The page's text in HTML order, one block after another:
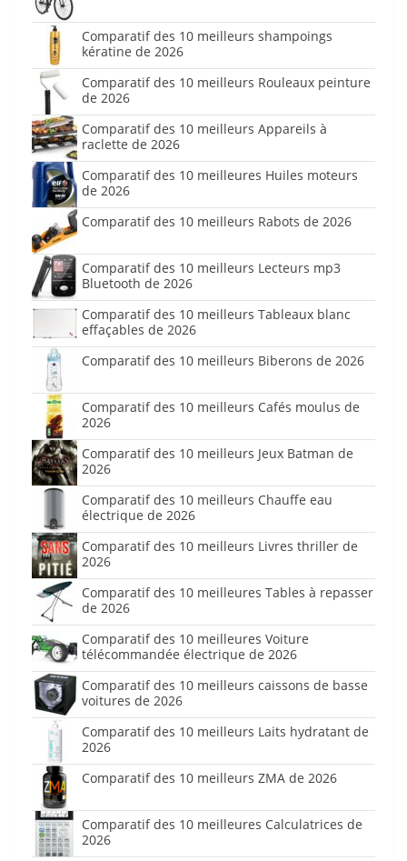
Comparatif des 10 meilleurs shampoings
kératine de 2026
Comparatif des 10 meilleurs Rouleaux peinture
de 2026
Comparatif des 10 meilleurs Appareils à
raclette de 2026
Comparatif des 10 meilleures Huiles moteurs
de 2026
Comparatif des 10 meilleurs Rabots de 2026
Comparatif des 10 meilleurs Lecteurs mp3
Bluetooth de 2026
Comparatif des 10 meilleurs Tableaux blanc
effaçables de 2026
Comparatif des 10 meilleurs Biberons de 2026
Comparatif des 10 meilleurs Cafés moulus de
2026
Comparatif des 10 meilleurs Jeux Batman de
2026
Comparatif des 10 meilleurs Chauffe eau
électrique de 2026
Comparatif des 10 meilleurs Livres thriller de
2026
Comparatif des 10 meilleures Tables à repasser
de 2026
Comparatif des 10 meilleures Voiture
télécommandée électrique de 2026
Comparatif des 10 meilleurs caissons de basse
voitures de 2026
Comparatif des 10 meilleurs Laits hydratant de
2026
Comparatif des 10 meilleurs ZMA de 2026
Comparatif des 10 meilleures Calculatrices de
2026